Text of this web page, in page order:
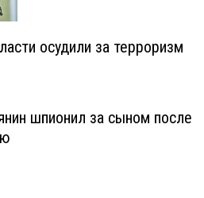
осудили за терроризм
шпионил за сыном после